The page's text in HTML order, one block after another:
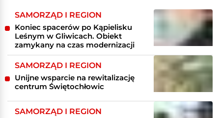
SAMORZĄD I REGION
Koniec spacerów po Kąpielisku
Leśnym w Gliwicach. Obiekt
zamykany na czas modernizacji
SAMORZĄD I REGION
Unijne wsparcie na rewitalizację
centrum Świętochłowic
SAMORZĄD I REGION